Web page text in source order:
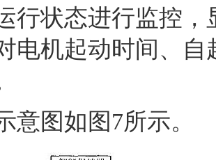
行状态进行监控，
电机起动时间、
意图如图7所示。